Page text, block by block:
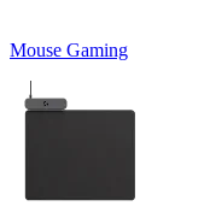
Mouse Gaming